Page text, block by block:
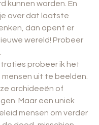
kunnen worden. En
over dat laatste
dan opent er
wereld! Probeer
probeer ik het
uit te beelden.
orchideeën of
Maar een uniek
mensen om verder